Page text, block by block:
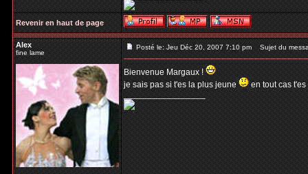
Revenir en haut de page
Alex
fine lame
Posté le: Jeu Déc 20, 2007 7:10 pm Sujet du
Bienvenue Margaux !
je sais pas si t'es la plus jeune
en tout cas
_________________